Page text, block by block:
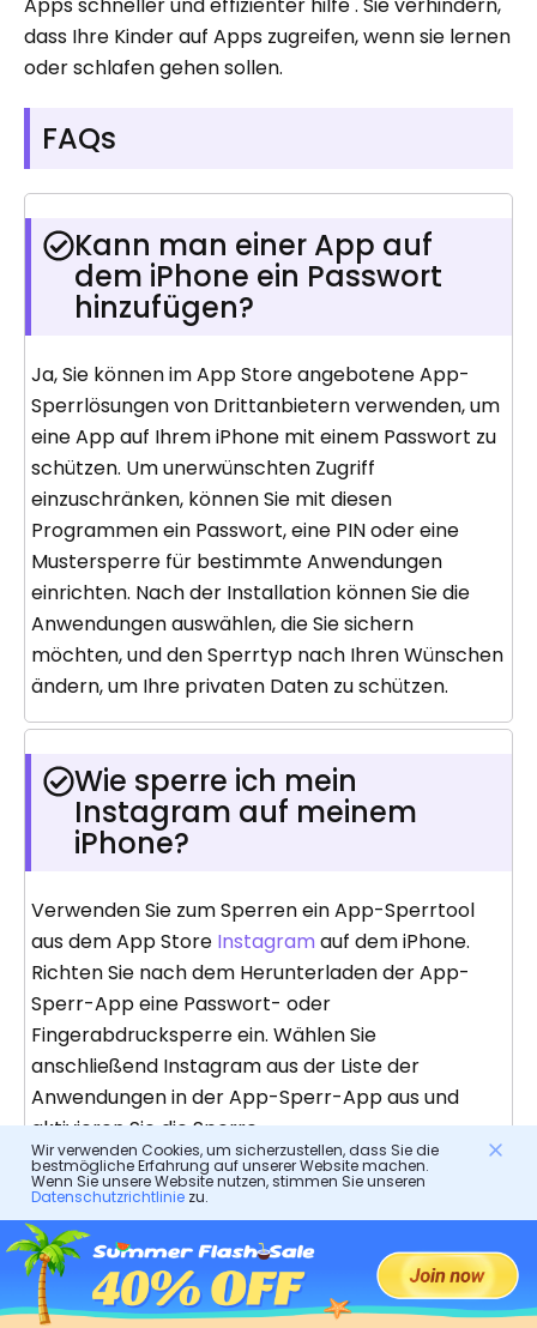
dass Ihre Kinder auf Apps zugreifen, wenn sie lernen
oder schlafen gehen sollen.
FAQs
Kann man einer App auf
dem iPhone ein Passwort
hinzufügen?
Ja, Sie können im App Store angebotene App-
Sperrlösungen von Drittanbietern verwenden, um
eine App auf Ihrem iPhone mit einem Passwort zu
schützen. Um unerwünschten Zugriff
einzuschränken, können Sie mit diesen
Programmen ein Passwort, eine PIN oder eine
Mustersperre für bestimmte Anwendungen
einrichten. Nach der Installation können Sie die
Anwendungen auswählen, die Sie sichern
möchten, und den Sperrtyp nach Ihren Wünschen
ändern, um Ihre privaten Daten zu schützen.
Wie sperre ich mein
Instagram auf meinem
iPhone?
Verwenden Sie zum Sperren ein App-Sperrtool
aus dem App Store Instagram auf dem iPhone.
Richten Sie nach dem Herunterladen der App-
Sperr-App eine Passwort- oder
Fingerabdrucksperre ein. Wählen Sie
anschließend Instagram aus der Liste der
Anwendungen in der App-Sperr-App aus und
aktivieren Sie die Sperre.
Auf Instagram kann jetzt nur noch mit dem
angegebenen Passcode oder Fingerabdruck
zugegriffen werden, wodurch die Sicherheit und
Privatsphäre Ihres Kontos geschützt wird.
Wir verwenden Cookies, um sicherzustellen, dass Sie die
bestmögliche Erfahrung auf unserer Website machen.
Wenn Sie unsere Website nutzen, stimmen Sie unseren
Datenschutzrichtliniezu.